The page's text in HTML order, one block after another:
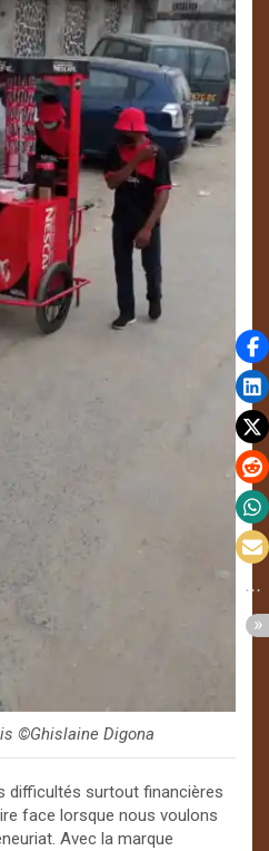
©️Ghislaine Digona
difficultés surtout financières
face lorsque nous voulons
Avec la marque